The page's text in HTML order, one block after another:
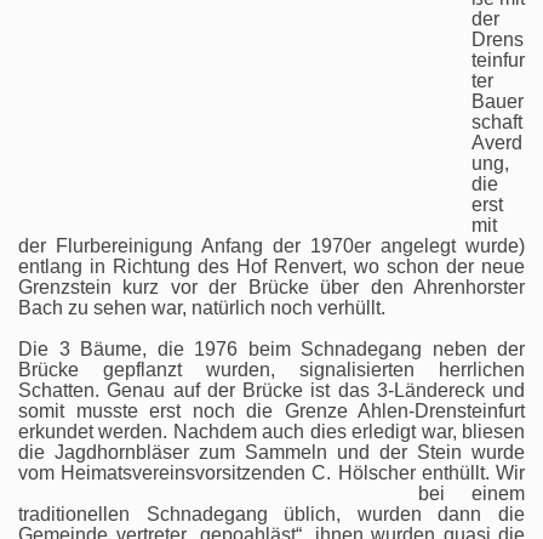
der
Drens
teinfur
ter
Bauer
schaft
Averd
ung,
die
erst
mit
der Flurbereinigung Anfang der 1970er angelegt wurde)
entlang in Richtung des Hof Renvert, wo schon der neue
Grenzstein kurz vor der Brücke über den Ahrenhorster
Bach zu sehen war, natürlich noch verhüllt.
Die 3 Bäume, die 1976 beim Schnadegang neben der
Brücke gepflanzt wurden, signalisierten herrlichen
Schatten. Genau auf der Brücke ist das 3-Ländereck und
somit musste erst noch die Grenze Ahlen-Drensteinfurt
erkundet werden. Nachdem auch dies erledigt war, bliesen
die Jagdhornbläser zum Sammeln und der Stein wurde
vom Heimatsvereinsvorsitzenden C. Hölscher enthüllt. Wir
bei einem
traditionellen Schnadegang üblich, wurden dann die